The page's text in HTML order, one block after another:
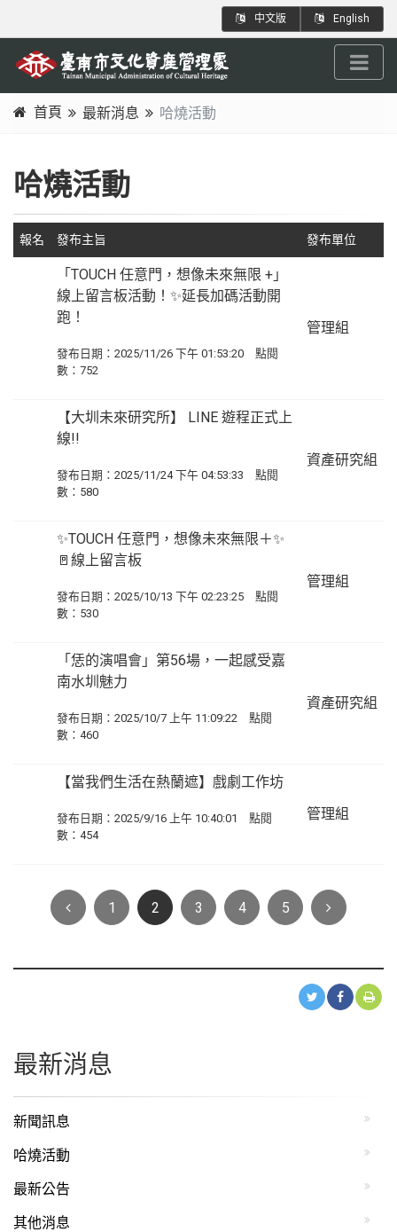
到
主
內
塊
中文版 English
首頁 最新消息
哈燒活動
哈燒活動
報名 發布主旨 發布單位
「TOUCH 任意門，想像未來無限 +」
線上留言板活動！✨延長加碼活動開
跑！
發布日期：2025/11/26 下午 01:53:20 點閱
數：752
管理組
【大圳未來研究所】 LINE 遊程正式上
線!!
發布日期：2025/11/24 下午 04:53:33 點閱
數：580
資產研究組
✨TOUCH 任意門，想像未來無限＋✨
🚪線上留言板
發布日期：2025/10/13 下午 02:23:25 點閱
數：530
管理組
「恁的演唱會」第56場，一起感受嘉
南水圳魅力
發布日期：2025/10/7 上午 11:09:22 點閱
數：460
資產研究組
【當我們生活在熱蘭遮】戲劇工作坊
發布日期：2025/9/16 上午 10:40:01 點閱
數：454
管理組
Previous
1 2 3 4 5 Next
最新消息
新聞訊息
哈燒活動
最新公告
其他消息